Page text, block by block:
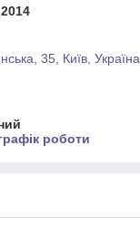
35, Київ, Україна
роботи